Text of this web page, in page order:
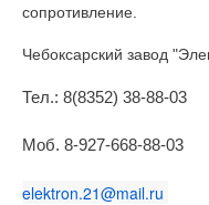
сопротивление.
Чебоксарский завод
Тел.: 8(8352) 38-88-03
Моб. 8-927-668-88-03
elektron.21@mail.ru